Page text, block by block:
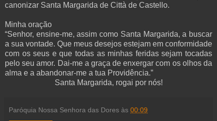
canonizar Santa Margarida de Città de Castello.
Minha oração
“Senhor, ensine-me, assim como Santa Margarida, a buscar
a sua vontade. Que meus desejos estejam em conformidade
com os seus e que todas as minhas feridas sejam tocadas
pelo seu amor. Dai-me a graça de enxergar com os olhos da
alma e a abandonar-me a tua Providência.”
Santa Margarida, rogai por nós!
Paróquia Nossa Senhora das Dores às 00:09